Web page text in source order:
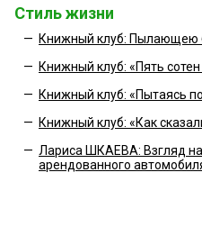
Стиль жизни
— Книжный клуб: Пылающею
— Книжный клуб: «Пять
— Книжный клуб: «Пытаясь
— Книжный клуб: «Как
— Лариса ШКАЕВА: Взгляд на
арендованного